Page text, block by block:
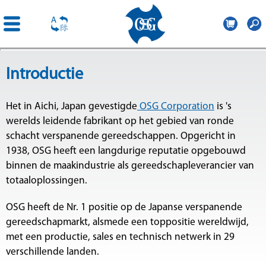
inhoud
gaan
Central
Introductie
Het in Aichi, Japan gevestigde OSG Corporation is 's
werelds leidende fabrikant op het gebied van ronde
schacht verspanende gereedschappen. Opgericht in
1938, OSG heeft een langdurige reputatie opgebouwd
binnen de maakindustrie als gereedschapleverancier van
totaaloplossingen.
OSG heeft de Nr. 1 positie op de Japanse verspanende
gereedschapmarkt, alsmede een toppositie wereldwijd,
met een productie, sales en technisch netwerk in 29
verschillende landen.